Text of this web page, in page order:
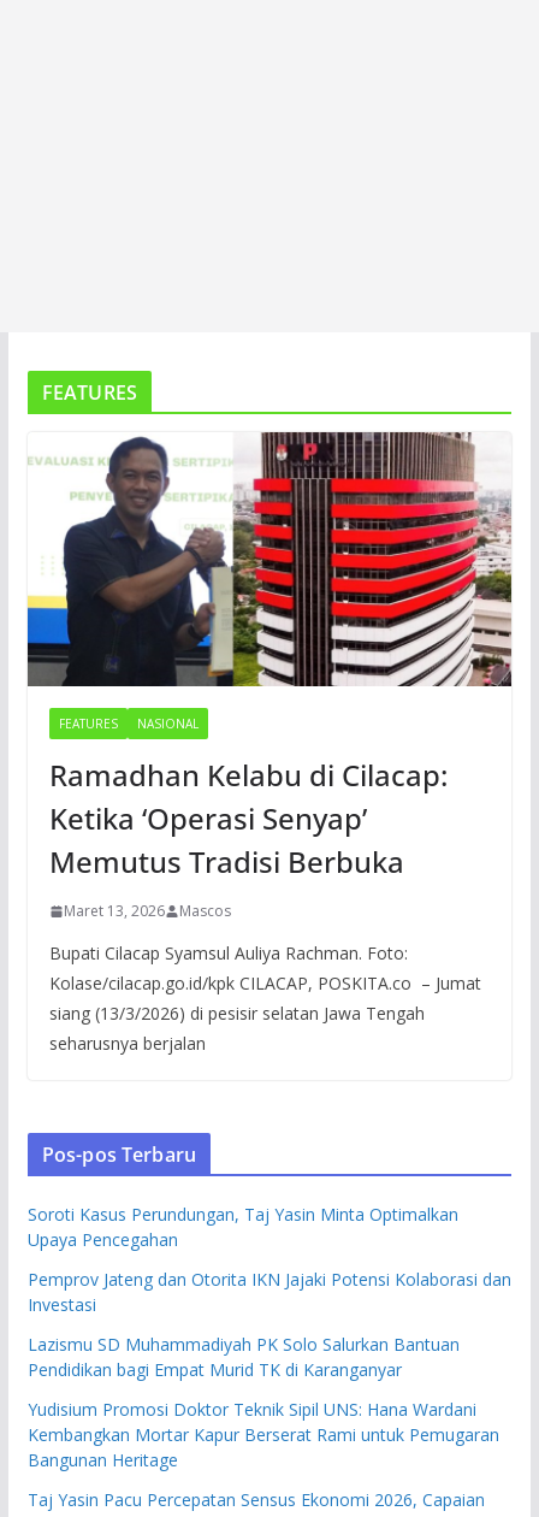
FEATURES
FEATURES NASIONAL
Ramadhan Kelabu di Cilacap:
Ketika ‘Operasi Senyap’
Memutus Tradisi Berbuka
Maret 13, 2026 Mascos
Bupati Cilacap Syamsul Auliya Rachman. Foto:
Kolase/cilacap.go.id/kpk CILACAP, POSKITA.co – Jumat
siang (13/3/2026) di pesisir selatan Jawa Tengah
seharusnya berjalan
Pos-pos Terbaru
Soroti Kasus Perundungan, Taj Yasin Minta Optimalkan
Upaya Pencegahan
Pemprov Jateng dan Otorita IKN Jajaki Potensi Kolaborasi dan
Investasi
Lazismu SD Muhammadiyah PK Solo Salurkan Bantuan
Pendidikan bagi Empat Murid TK di Karanganyar
Yudisium Promosi Doktor Teknik Sipil UNS: Hana Wardani
Kembangkan Mortar Kapur Berserat Rami untuk Pemugaran
Bangunan Heritage
Taj Yasin Pacu Percepatan Sensus Ekonomi 2026, Capaian